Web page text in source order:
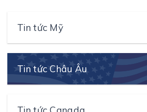
Tin tức Mỹ
Tin tức Châu Âu